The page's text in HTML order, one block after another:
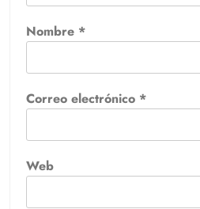
Nombre *
Correo electrónico *
Web